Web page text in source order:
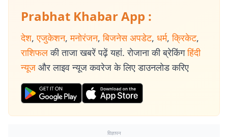
Prabhat Khabar App :
देश, एजुकेशन, मनोरंजन, बिजनेस अपडेट, धर्म, क्रिकेट,
राशिफल की ताजा खबरें पढ़ें यहां. रोजाना की ब्रेकिंग हिंदी
न्यूज और लाइव न्यूज कवरेज के लिए डाउनलोड करिए
विज्ञापन